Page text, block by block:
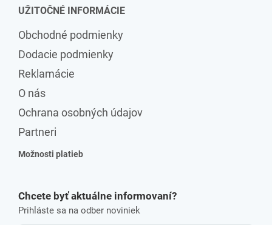
UŽITOČNÉ INFORMÁCIE
Obchodné podmienky
Dodacie podmienky
Reklamácie
O nás
Ochrana osobných údajov
Partneri
Možnosti platieb
Chcete byť aktuálne informovaní?
Prihláste sa na odber noviniek